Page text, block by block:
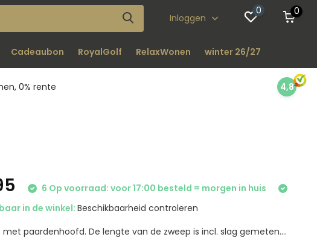
Inloggen
0 0
Cadeaubon RoyalGolf RelaxWonen winter 26/27
0% rente 4,8
6 Op voorraad: voor 17:00 besteld = morgen in huis
in de winkel:Beschikbaarheid controleren
met paardenhoofd. De lengte van de zweep is incl. slag gemeten....